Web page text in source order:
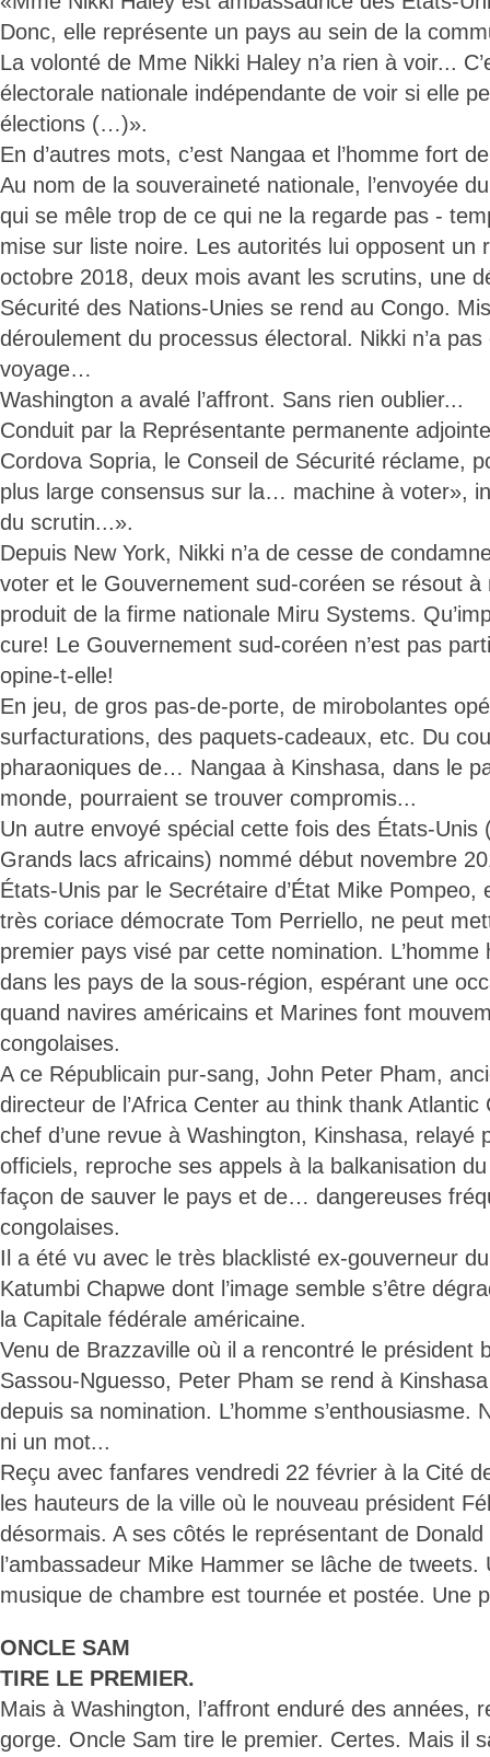
Donc, elle représente un pays au sein de la
La volonté de Mme Nikki Haley n’a rien à voir...
électorale nationale indépendante de voir si elle
élections (…)».
En d’autres mots, c’est Nangaa et l’homme fort
Au nom de la souveraineté nationale, l’envoyée
qui se mêle trop de ce qui ne la regarde pas -
mise sur liste noire. Les autorités lui opposent un
octobre 2018, deux mois avant les scrutins, une
Sécurité des Nations-Unies se rend au Congo.
déroulement du processus électoral. Nikki n’a
voyage…
Washington a avalé l’affront. Sans rien oublier...
Conduit par la Représentante permanente
Cordova Sopria, le Conseil de Sécurité réclame,
plus large consensus sur la… machine à voter»,
du scrutin...».
Depuis New York, Nikki n’a de cesse de
voter et le Gouvernement sud-coréen se résout à
produit de la firme nationale Miru Systems.
cure! Le Gouvernement sud-coréen n’est pas
opine-t-elle!
En jeu, de gros pas-de-porte, de mirobolantes
surfacturations, des paquets-cadeaux, etc. Du
pharaoniques de… Nangaa à Kinshasa, dans le
monde, pourraient se trouver compromis...
Un autre envoyé spécial cette fois des États-Unis
Grands lacs africains) nommé début novembre
États-Unis par le Secrétaire d’État Mike Pompeo,
très coriace démocrate Tom Perriello, ne peut
premier pays visé par cette nomination.
dans les pays de la sous-région, espérant une
quand navires américains et Marines font
congolaises.
A ce Républicain pur-sang, John Peter Pham,
directeur de l’Africa Center au think thank
chef d’une revue à Washington, Kinshasa, relayé
officiels, reproche ses appels à la balkanisation
façon de sauver le pays et de… dangereuses
congolaises.
Il a été vu avec le très blacklisté ex-gouverneur
Katumbi Chapwe dont l’image semble s’être
la Capitale fédérale américaine.
Venu de Brazzaville où il a rencontré le président
Sassou-Nguesso, Peter Pham se rend à
depuis sa nomination. L’homme s’enthousiasme.
ni un mot...
Reçu avec fanfares vendredi 22 février à la Cité
les hauteurs de la ville où le nouveau président
désormais. A ses côtés le représentant de
l’ambassadeur Mike Hammer se lâche de
musique de chambre est tournée et postée. Une
ONCLE SAM
TIRE LE PREMIER.
Mais à Washington, l’affront enduré des années,
gorge. Oncle Sam tire le premier. Certes. Mais il